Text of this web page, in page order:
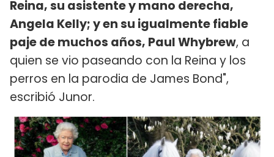
Reina, su asistente y mano derecha,
Angela Kelly; y en su igualmente fiable
paje de muchos años, Paul Whybrew, a
quien se vio paseando con la Reina y los
perros en la parodia de James Bond",
escribió Junor.